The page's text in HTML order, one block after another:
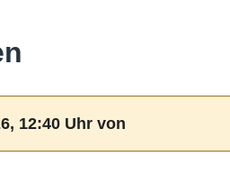
PDF
12:40 Uhr von